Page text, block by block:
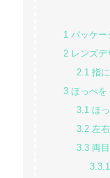
1 パッケー
2 レンズデ
2.1 指
3 ほっぺを
3.1 ほ
3.2左右
3.3両目
3.3.1